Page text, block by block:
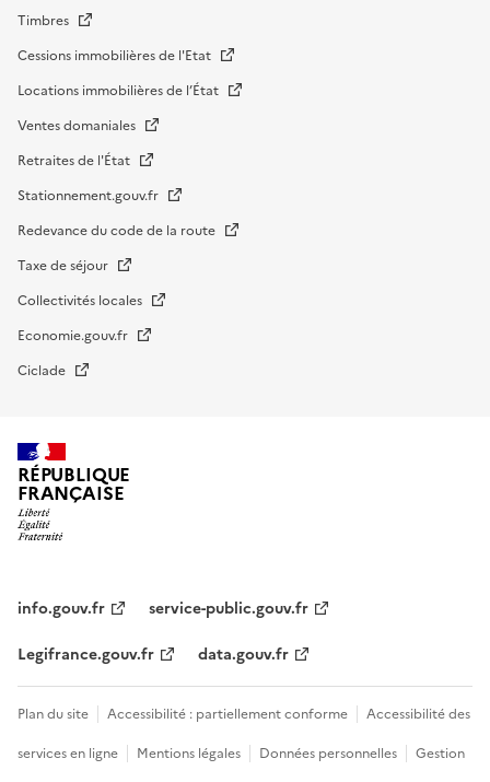
Timbres
Cessions immobilières de l'Etat
Locations immobilières de l’État
Ventes domaniales
Retraites de l'État
Stationnement.gouv.fr
Redevance du code de la route
Taxe de séjour
Collectivités locales
Economie.gouv.fr
Ciclade
RÉPUBLIQUE
FRANÇAISE
institutionnel
info.gouv.fr
service-public.gouv.fr
Legifrance.gouv.fr
data.gouv.fr
Menu
Plan du site Accessibilité : partiellement conforme
Accessibilité des
services en ligne
Mentions légales Données personnelles Gestion